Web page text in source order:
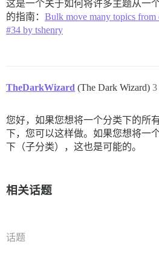
这是一个关于如何将许多主题从一
的指南： Bulk move many topics from
#34 by tshenry
TheDarkWizard (The Dark Wizard) 3
您好，如果您想将一个分类下的所
下，您可以这样做。如果您想将一
下（子分类），这也是可能的。
相关话题
话题